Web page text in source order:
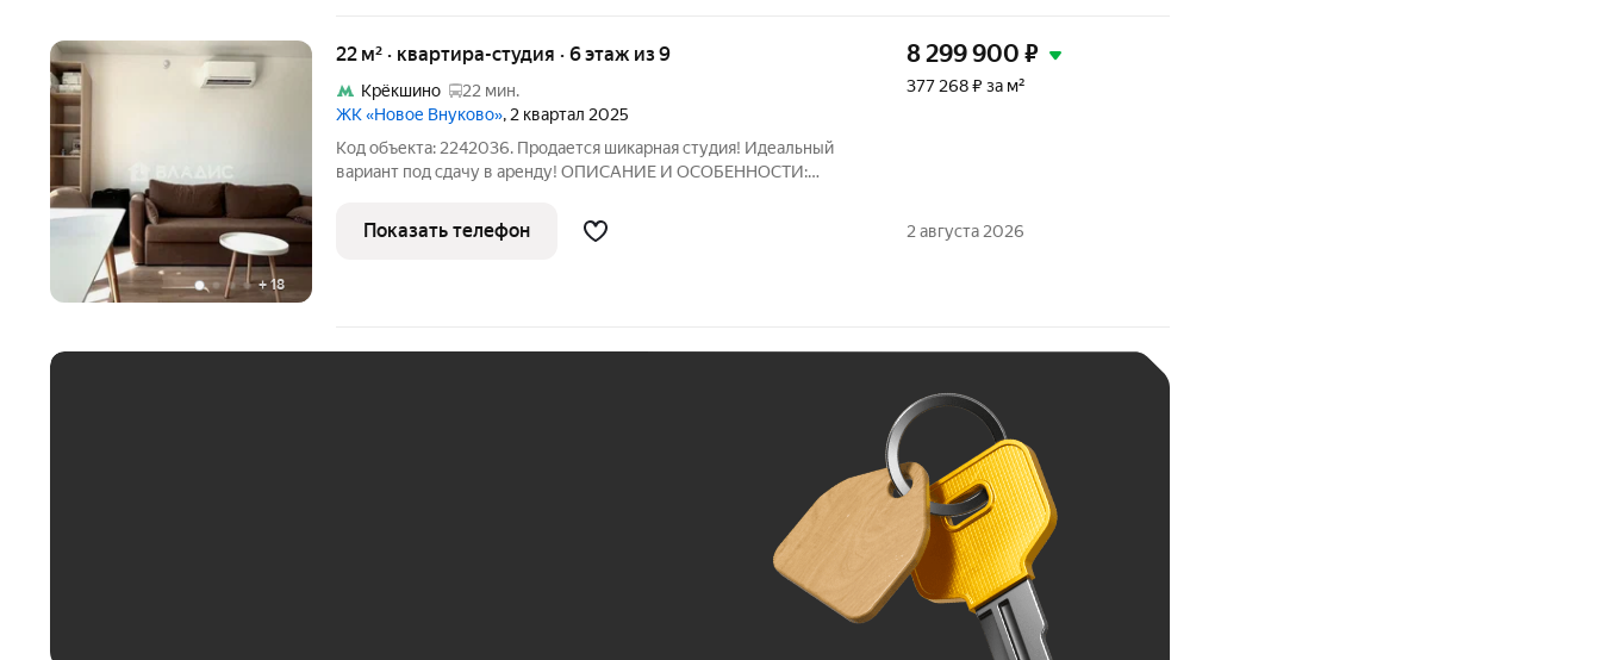
+18
22 м² · квартира-студия · 6 этаж из 9
Крёкшино
22 мин.
ЖК «Новое Внуково», 2 квартал 2025
Код объекта: 2242036. Продается шикарная студия! Идеальный
вариант под сдачу в аренду! ОПИСАНИЕ И ОСОБЕННОСТИ:
полностью меблирована Этаж 6/9 ПЛАНИРОВКА: Зона кухни 3,4
м Спальная зона
8 299 900 ₽
377 268 ₽ за м²
Показать телефон 2 августа 2026